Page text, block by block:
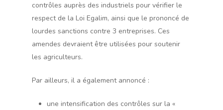
contrôles auprès des industriels pour vérifier le
respect de la Loi Egalim, ainsi que le prononcé de
lourdes sanctions contre 3 entreprises. Ces
amendes devraient être utilisées pour soutenir
les agriculteurs.
Par ailleurs, il a également annoncé :
une intensification des contrôles sur la «